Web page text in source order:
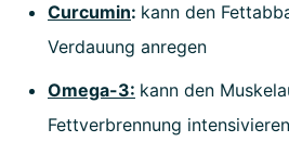
Curcumin: kann den
Verdauung anregen
Omega-3: kann den
Fettverbrennung intensivieren